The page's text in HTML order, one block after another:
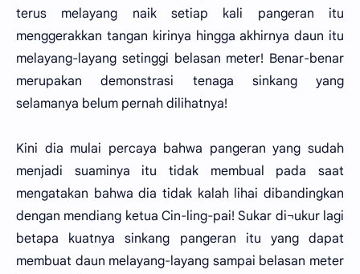
terus melayang naik setiap kali pangeran itu
menggerakkan tangan kirinya hingga akhirnya daun itu
melayang-layang setinggi belasan meter! Benar-benar
merupakan demonstrasi tenaga sinkang yang
selamanya belum pernah dilihatnya!
Kini dia mulai percaya bahwa pangeran yang sudah
menjadi suaminya itu tidak membual pada saat
mengatakan bahwa dia tidak kalah lihai dibandingkan
dengan mendiang ketua Cin-ling-pai! Sukar di¬ukur lagi
betapa kuatnya sinkang pangeran itu yang dapat
membuat daun melayang-layang sampai belasan meter